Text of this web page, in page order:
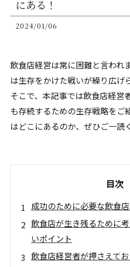
にある！
2024/01/06
飲食店経営は常に困難と言われ
は生存をかけた戦いが繰り広げ
そこで、本記事では飲食店経営
も存続するための生存戦略をご
はどこにあるのか、ぜひご一読
目次
成功のために必要な飲食
飲食店が生き残るために
いポイント
飲食店経営者が押さえて